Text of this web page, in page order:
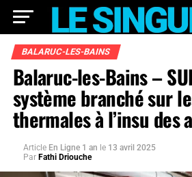
BALARUC-LES-BAINS
Balaruc-les-Bains –
système branché sur
thermales à l’insu des
Article En Ligne 1 an le 13 avril 2025
Par Fathi Driouche